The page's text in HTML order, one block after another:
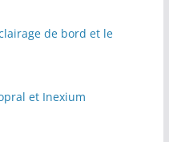
de bord et le
et Inexium